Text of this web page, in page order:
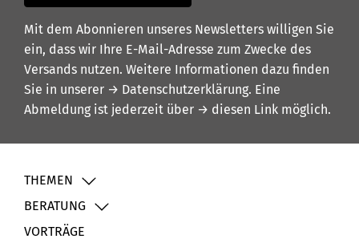
Mit dem Abonnieren unseres Newsletters willigen Sie
ein, dass wir Ihre E-Mail-Adresse zum Zwecke des
Versands nutzen. Weitere Informationen dazu finden
Sie in unserer → Datenschutzerklärung. Eine
Abmeldung ist jederzeit über → diesen Link möglich.
THEMEN
BERATUNG
VORTRÄGE